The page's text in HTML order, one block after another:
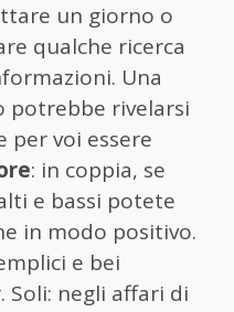
un giorno o
qualche ricerca
Una
rivelarsi
per voi essere
: in coppia, se
e bassi potete
in modo positivo.
e bei
negli affari di